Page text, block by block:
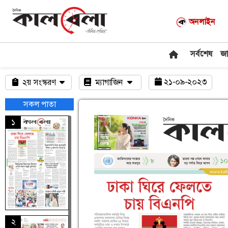
অনলাইন
সর্বশেষ
২য় সংস্করণ
সকল পাতা
১
২
ম্যাগাজিন ২১-০৯-২০২৩